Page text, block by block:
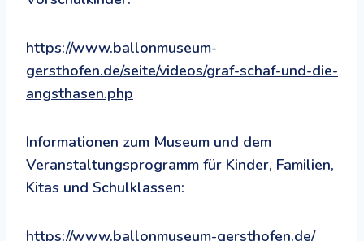
https://www.ballonmuseum-
gersthofen.de/seite/videos/graf-schaf-und-die-
angsthasen.php
Informationen zum Museum und dem
Veranstaltungsprogramm für Kinder, Familien,
Kitas und Schulklassen:
https://www.ballonmuseum-gersthofen.de/